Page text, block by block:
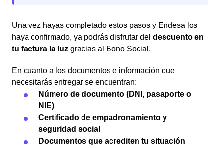
Una vez hayas completado estos pasos y Endesa los
haya confirmado, ya podrás disfrutar del descuento en
tu factura la luz gracias al Bono Social.
En cuanto a los documentos e información que
necesitarás entregar se encuentran:
Número de documento (DNI, pasaporte o
NIE)
Certificado de empadronamiento y
seguridad social
Documentos que acrediten tu situación